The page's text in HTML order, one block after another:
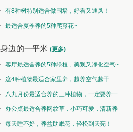
然果曾经皆为花，却非皆花都成果
特别好！
有8种树特别适合做围墙，好看又通风！
最适合夏季养的5种爬藤花~
身边的一平米 (更多)
客厅最适合养的5种绿植，美观又净化空气~
这4种植物最适合家里养，越养空气越干
净！八九月份最适合养的三种植物，一定要养一
盆呀~
办公桌最适合养网纹草，小巧可爱，清新养
眼！每天睡不好，养盆助眠花，轻松到天亮！